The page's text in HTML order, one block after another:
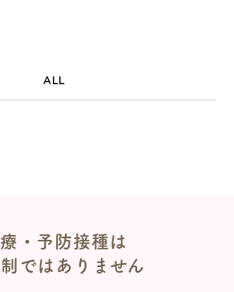
ALL
・予防接種は
ではありません